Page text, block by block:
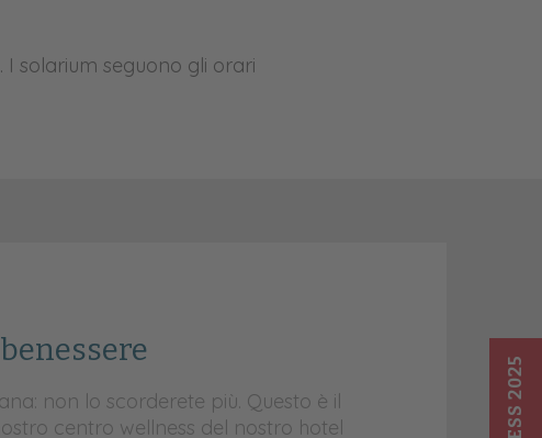
I solarium seguono gli orari
non lo scorderete più. Questo è il
centro wellness del nostro hotel